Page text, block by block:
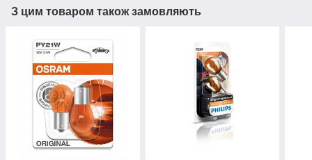
З цим товаром також замовляють